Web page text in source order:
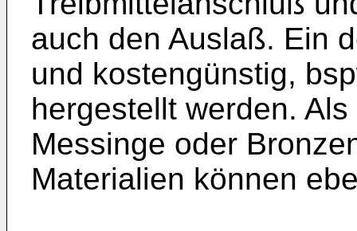
auch den Auslaß. Ein
und kostengünstig,
hergestellt werden.
Messinge oder
Materialien können